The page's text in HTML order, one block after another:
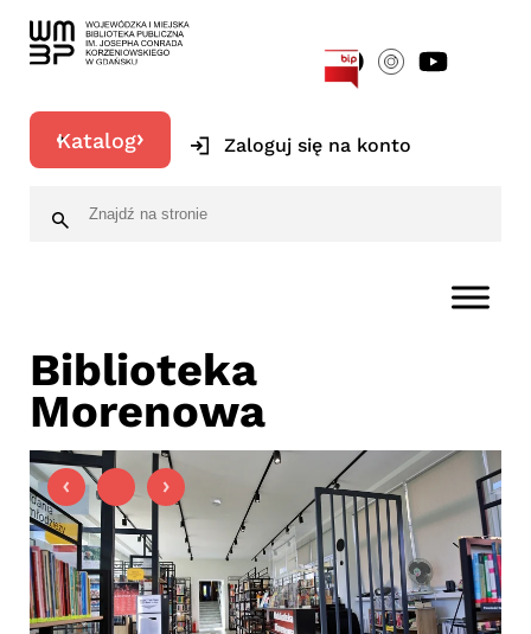
Katalog Zaloguj się na konto
Biblioteka
Morenowa